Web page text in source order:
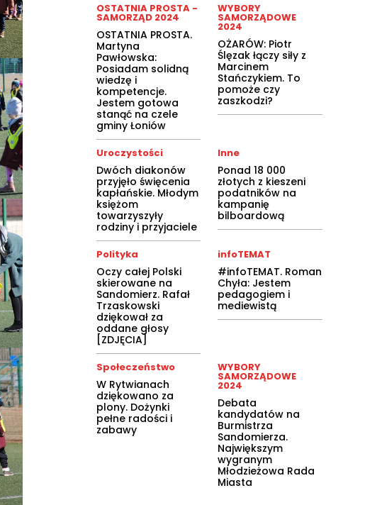
OSTATNIA PROSTA -
SAMORZĄD 2024
OSTATNIA PROSTA.
Martyna
Pawłowska:
Posiadam solidną
wiedzę i
kompetencje.
Jestem gotowa
stanąć na czele
gminy Łoniów
WYBORY
SAMORZĄDOWE
2024
OŻARÓW: Piotr
Ślęzak łączy siły z
Marcinem
Stańczykiem. To
pomoże czy
zaszkodzi?
Uroczystości
Dwóch diakonów
przyjęło święcenia
kapłańskie. Młodym
księżom
towarzyszyły
rodziny i przyjaciele
Inne
Ponad 18 000
złotych z kieszeni
podatników na
kampanię
bilboardową
Polityka
Oczy całej Polski
skierowane na
Sandomierz. Rafał
Trzaskowski
dziękował za
oddane głosy
[ZDJĘCIA]
infoTEMAT
#infoTEMAT. Roman
Chyła: Jestem
pedagogiem i
mediewistą
Społeczeństwo
W Rytwianach
dziękowano za
plony. Dożynki
pełne radości i
zabawy
WYBORY
SAMORZĄDOWE
2024
Debata
kandydatów na
Burmistrza
Sandomierza.
Największym
wygranym
Młodzieżowa Rada
Miasta